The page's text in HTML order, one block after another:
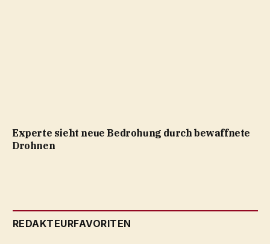
Experte sieht neue Bedrohung durch bewaffnete
Drohnen
REDAKTEURFAVORITEN